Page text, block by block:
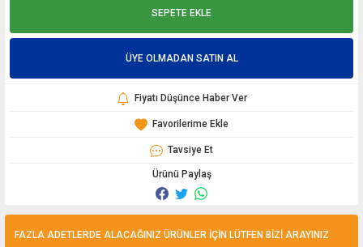
SEPETE EKLE
ÜYE OLMADAN SATIN AL
Fiyatı Düşünce Haber Ver
Tavsiye Et
Ürünü Paylaş
FAZLA ADETLERDE ALACAĞINIZ ÜRÜNLER İÇİN LÜTFEN BİZİ ARAYINIZ